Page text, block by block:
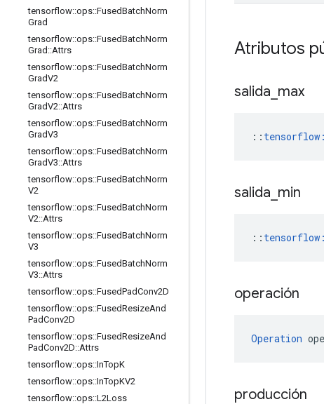
tensorflow::ops::FusedBatchNorm
Grad
tensorflow::ops::FusedBatchNorm
Grad ::Attrs
tensorflow::ops::FusedBatchNorm
GradV2
tensorflow::ops::FusedBatchNorm
GradV2::Attrs
tensorflow::ops::FusedBatchNorm
GradV3
tensorflow::ops::FusedBatchNorm
GradV3::Attrs
tensorflow::ops::FusedBatchNorm
V2
tensorflow::ops::FusedBatchNorm
V2::Attrs
tensorflow::ops::FusedBatchNorm
V3
tensorflow::ops::FusedBatchNorm
V3::Attrs
tensorflow::ops::FusedPadConv2D
tensorflow::ops::FusedResizeAnd
PadConv2D
tensorflow::ops::FusedResizeAnd
PadConv2D::Attrs
tensorflow::ops::InTopK
tensorflow::ops::InTopKV2
tensorflow::ops::L2Loss
Atributos
salida max
::
salida min
::
operación
Operation
producción